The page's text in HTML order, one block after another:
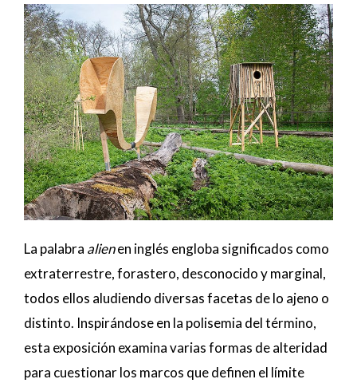
La palabra alienen inglés engloba significados como
extraterrestre, forastero, desconocido y marginal,
todos ellos aludiendo diversas facetas de lo ajeno o
distinto. Inspirándose en la polisemia del término,
esta exposición examina varias formas de alteridad
para cuestionar los marcos que definen el límite